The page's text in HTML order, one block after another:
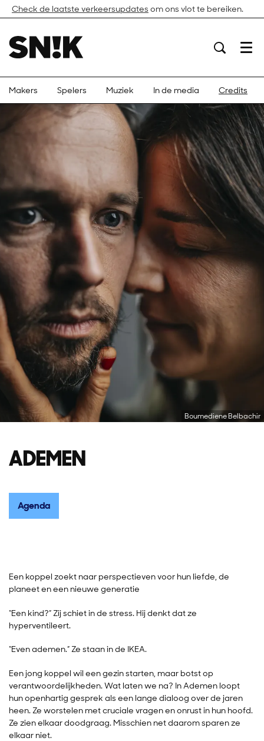
Check de laatste verkeersupdates om ons vlot te bereiken.
Menu
Makers Spelers Muziek In de media Credits
Boumediene Belbachir
ADEMEN
Agenda
Een koppel zoekt naar perspectieven voor hun liefde, de
planeet en een nieuwe generatie
“Een kind?” Zij schiet in de stress. Hij denkt dat ze
hyperventileert.
“Even ademen.” Ze staan in de IKEA.
Een jong koppel wil een gezin starten, maar botst op
verantwoordelijkheden. Wat laten we na? In Ademen loopt
hun openhartig gesprek als een lange dialoog over de jaren
heen. Ze worstelen met cruciale vragen en onrust in hun hoofd.
Ze zien elkaar doodgraag. Misschien net daarom sparen ze
elkaar niet.